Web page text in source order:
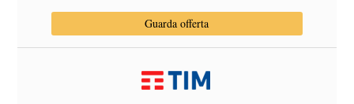
Guarda offerta